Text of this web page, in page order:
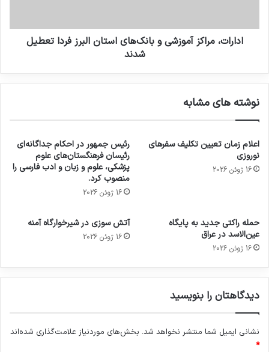
ادارات، مراکز آموزشی و بانک‌های استان البرز فردا ‌تعطیل
شدند
نوشته های مشابه
اعلام زمان تعیین تکلیف سفرهای
نوروزی
16 ژوئن 2026
رئیس جمهور در احکام جداگانه‌ای
رئیسان فرهنگستان‌های علوم
پزشکی، علوم و زبان و ادب فارسی را
منصوب کرد.
16 ژوئن 2026
حمله راکتی جدید به پایگاه
عین‌الاسد در عراق
16 ژوئن 2026
آتش سوزی در شیرخوارگاه آمنه
16 ژوئن 2026
دیدگاهتان را بنویسید
نشانی ایمیل شما منتشر نخواهد شد. بخش‌های موردنیاز علامت‌گذاری شده‌اند
*